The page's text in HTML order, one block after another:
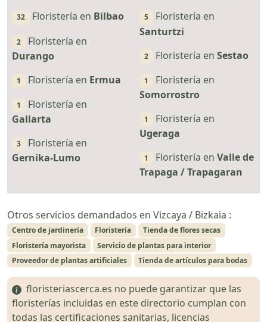
32 Floristería en Bilbao
2
Floristería en
Durango
1 Floristería en Ermua
1
Floristería en
Gallarta
3
Floristería en
Gernika-Lumo
5
Floristería en
Santurtzi
2 Floristería en Sestao
1
Floristería en
Somorrostro
1
Floristería en
Ugeraga
1 Floristería en Valle de
Trapaga / Trapagaran
Otros servicios demandados en Vizcaya / Bizkaia :
Centro de jardinería Floristería
Tienda de flores secas
Floristería mayorista
Servicio de plantas para interior
Proveedor de plantas artificiales
Tienda de artículos para bodas
floristeriascerca.es no puede garantizar que las
floristerías incluidas en este directorio cumplan con
todas las certificaciones sanitarias, licencias